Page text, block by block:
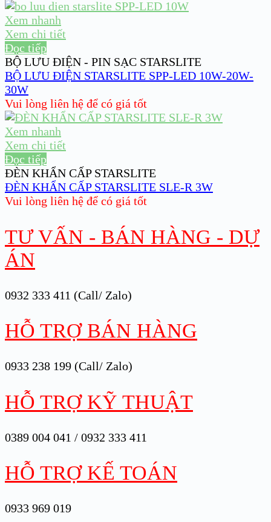
Xem nhanh
Xem chi tiết
Đọc tiếp
BỘ LƯU ĐIỆN - PIN SẠC STARSLITE
BỘ LƯU ĐIỆN STARSLITE SPP-LED 10W-20W-
30W
Vui lòng liên hệ để có giá tốt
Xem nhanh
Xem chi tiết
Đọc tiếp
ĐÈN KHẨN CẤP STARSLITE
ĐÈN KHẨN CẤP STARSLITE SLE-R 3W
Vui lòng liên hệ để có giá tốt
TƯ VẤN - BÁN HÀNG - DỰ
ÁN
0932 333 411 (Call/ Zalo)
HỖ TRỢ BÁN HÀNG
0933 238 199 (Call/ Zalo)
HỖ TRỢ KỸ THUẬT
0389 004 041 / 0932 333 411
HỖ TRỢ KẾ TOÁN
0933 969 019